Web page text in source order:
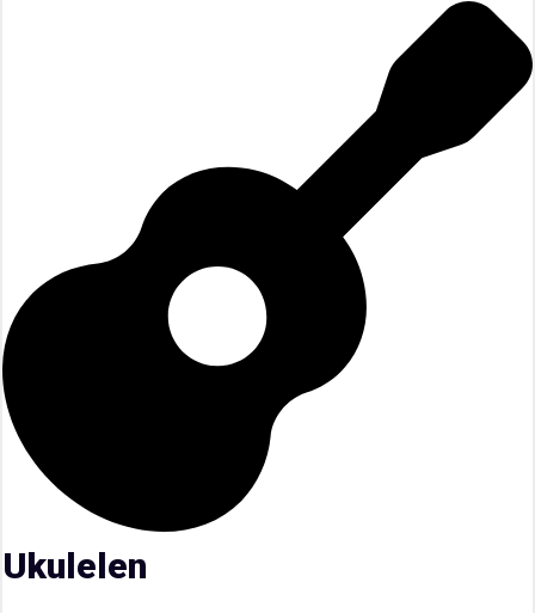
Ukulelen